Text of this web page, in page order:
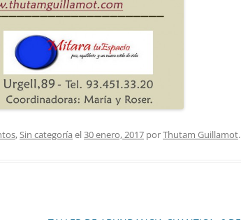
,Sin categoría el30 enero, 2017 porThutam Guillamot.